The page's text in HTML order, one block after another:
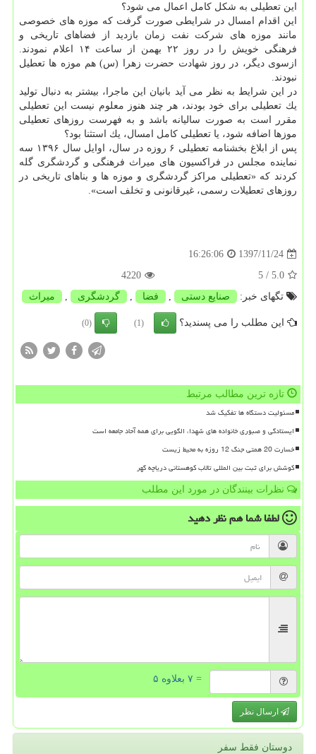
این تعطیلی به شكل كامل اعمال می شود؟
این اقدام امسال در شرایطی صورت گرفت كه موزه های خصوصی
مانند موزه های شركت نفت زمان بازدید از فضاهای تاریخی و
فرهنگی خویش را در روز ۲۲ بهمن از ساعت ۱۴ اعلام نمودند.
ازسوی دیگر، در روز شهادت حضرت زهرا (س) هم موزه ها تعطیل
نبودند.
در این شرایط به نظر می آید بانیان این ماجرا، بیشتر به دنبال تولید
یك تعطیلی برای خود بودند، هر چند هنوز معلوم نیست این تعطیلی
مقرر است به صورت سالیانه باشد و به فهرست روزهای تعطیلی
موزها اضافه شود، یا تعطیلی كامل امسال، یك استثنا بود؟
پس از ابلاغ بخشنامه تعطیلی ۶ روزه در سال، اوایل سال ۱۳۹۶ سه
نماینده مجلس در فراكسیون های میراث فرهنگی و گردشگری گله
كردند كه «تعطیلی مراكز گردشگری و موزه ها و بناهای تاریخی در
روزهای تعطیلات رسمی، غیرقانونی و تخلف است».
1397/11/24
16:26:06
5.0
/ 5
4220
تگهای خبر:
صنایع دستی , فضا , گردشگری , میراث
این مطلب را می پسندید؟ (1)
(0)
تازه ترین مطالب مرتبط
مسئولیت دستگاه ها تفکیک شد
ایستادگی و صبوری خانواده های شهدا، الگویی برای همه آحاد جامعه است
خسارت 20 همتی جنگ 12 روزه به محیط زیست
کوشش برای ثبت بین المللی تالاب کوهستانی دریاچه گهر
نظرات بینندگان در مورد این مطلب
لطفا شما همنظر دهید
= ۷ بعلاوه ۵
ارسال نظر
دوستان فقط سفر